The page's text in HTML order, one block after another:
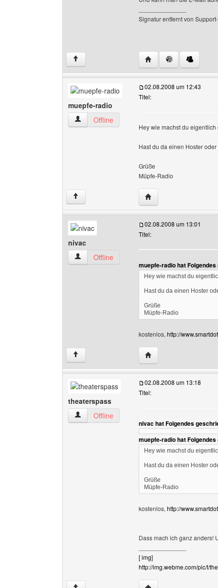
Signatur entfernt von
↑ Website dieses
muepfe-radio
muepfe-radio Benutzer-Profile anzeigen
Offline
02.08.2008 um 12:43
Titel:
Hey wie machst du
Hast du da einen Hoster
Grüße
Müpfe-Radio
↑ Website dieses
nivac
nivac Benutzer-Profile anzeigen
Offline
02.08.2008 um 13:01
Titel:
muepfe-radio hat
Hey wie machst du
Hast du da einen Hoster
Grüße
Müpfe-Radio
kostenlos, http://
↑ Website dieses
theaterspass
theaterspass Benutzer-Profile anzeigen
Offline
02.08.2008 um 13:18
Titel:
nivac hat Folgendes
muepfe-radio hat
Hey wie machst du
Hast du da einen Hoster
Grüße
Müpfe-Radio
kostenlos, http://
Dass mach ich ganz anders!
[ img]
http://img.webme.com/pic/t/